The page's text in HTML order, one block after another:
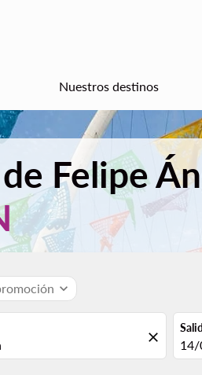
Nuestros destinos
Felipe
expand_more
close fc-